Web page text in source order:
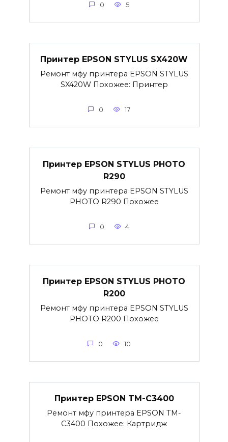
0 5
Принтер EPSON STYLUS SX420W
Ремонт мфу принтера EPSON STYLUS
SX420W Похожее: Принтер
0 17
Принтер EPSON STYLUS PHOTO
R290
Ремонт мфу принтера EPSON STYLUS
PHOTO R290 Похожее
0 4
Принтер EPSON STYLUS PHOTO
R200
Ремонт мфу принтера EPSON STYLUS
PHOTO R200 Похожее
0 10
Принтер EPSON TM-C3400
Ремонт мфу принтера EPSON TM-
C3400 Похожее: Картридж